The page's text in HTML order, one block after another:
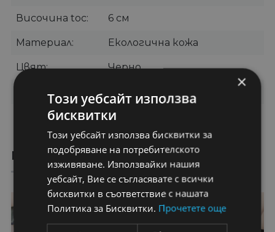
Височина toc 6 см
Материал Екологична кожа
Цвят Черно
Дамски боти
Бранд Lstar
ПРЕПОРЪЧАНИ ПРОДУКТИ
35% 29%
×
Този уебсайт използва
бисквитки
Този уебсайт използва бисквитки за
подобряване на потребителското
изживяване. Използвайки нашия
уебсайт, Вие се съгласявате с всички
бисквитки в съответствие с нашата
Политика за Бисквитки. Прочетете още